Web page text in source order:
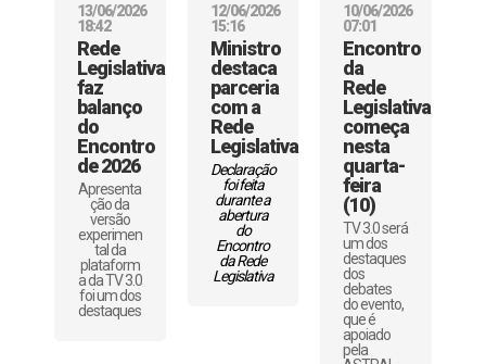
13/06/2026
18:42
Rede
Legislativa
faz
balanço
do
Encontro
de 2026
Apresenta
ção da
versão
experimen
tal da
plataform
a da TV 3.0
foi um dos
destaques
12/06/2026
15:16
Ministro
destaca
parceria
com a
Rede
Legislativa
Declaração
foi feita
durante a
abertura
do
Encontro
da Rede
Legislativa
10/06/2026
07:01
Encontro
da
Rede
Legislativa
começa
nesta
quarta-
feira
(10)
TV 3.0 será
um dos
destaques
dos
debates
do evento,
que é
apoiado
pela